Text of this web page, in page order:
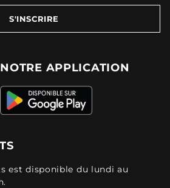
S'INSCRIRE
APPLICATION
est disponible du lundi au